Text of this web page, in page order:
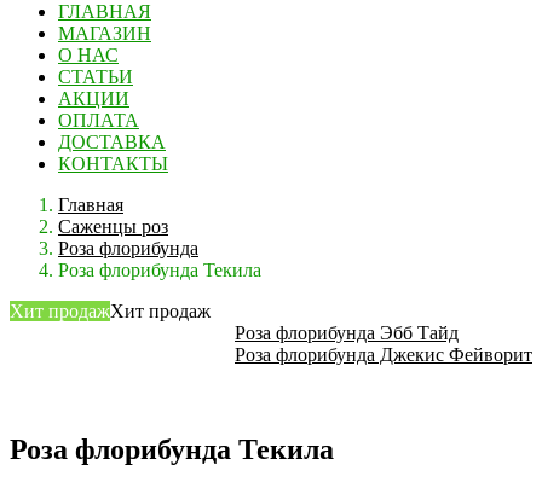
ГЛАВНАЯ
МАГАЗИН
О НАС
СТАТЬИ
АКЦИИ
ОПЛАТА
ДОСТАВКА
КОНТАКТЫ
Главная
Саженцы роз
Роза флорибунда
Роза флорибунда Текила
Роза флорибунда Эбб Тайд
Роза флорибунда Джекис Фейворит
Хит продажХит продаж
Роза флорибунда Текила